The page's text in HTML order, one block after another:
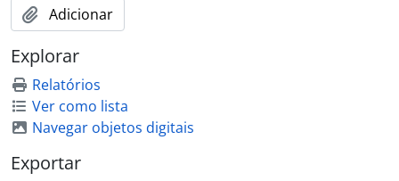
Adicionar
Explorar
Relatórios
Ver como lista
Navegar objetos digitais
Exportar